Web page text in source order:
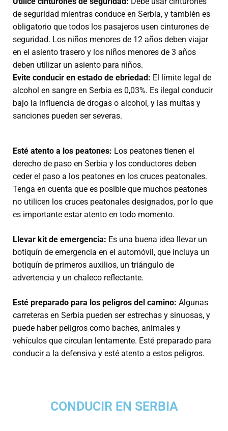
de seguridad mientras conduce en Serbia, y también es
obligatorio que todos los pasajeros usen cinturones de
seguridad. Los niños menores de 12 años deben viajar
en el asiento trasero y los niños menores de 3 años
deben utilizar un asiento para niños.
Evite conducir en estado de ebriedad: El límite legal de
alcohol en sangre en Serbia es 0,03%. Es ilegal conducir
bajo la influencia de drogas o alcohol, y las multas y
sanciones pueden ser severas.
Esté atento a los peatones: Los peatones tienen el
derecho de paso en Serbia y los conductores deben
ceder el paso a los peatones en los cruces peatonales.
Tenga en cuenta que es posible que muchos peatones
no utilicen los cruces peatonales designados, por lo que
es importante estar atento en todo momento.
Llevar kit de emergencia: Es una buena idea llevar un
botiquín de emergencia en el automóvil, que incluya un
botiquín de primeros auxilios, un triángulo de
advertencia y un chaleco reflectante.
Esté preparado para los peligros del camino: Algunas
carreteras en Serbia pueden ser estrechas y sinuosas, y
puede haber peligros como baches, animales y
vehículos que circulan lentamente. Esté preparado para
conducir a la defensiva y esté atento a estos peligros.
CONDUCIR EN SERBIA